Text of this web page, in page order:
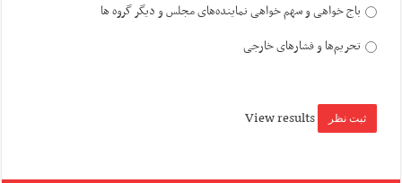
باج خواهی و سهم خواهی نماینده‌های مجلس و دیگر گروه ها
تحریم‌ها و فشارهای خارجی
View results